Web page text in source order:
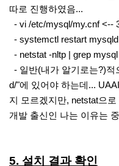
따로 진행하였음...
- vi /etc/mysql/my.cnf <--
- systemctl restart
- netstat -nltp | grep
- 일반(내가 알기로는?)적
d/"에 있어야 하는데...
지 모르겠지만, netstat으
개발 출신인 나는 이유는
5. 설치 결과 확인